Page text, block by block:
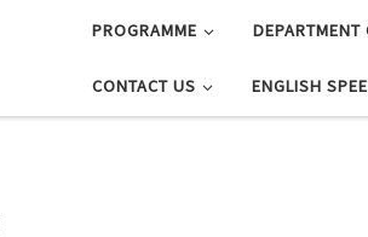
PROGRAMME DEPARTMENT
CONTACT US ENGLISH